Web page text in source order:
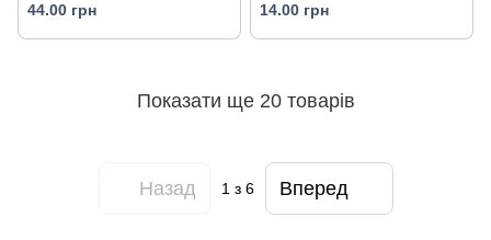
44.00 грн 14.00 грн
Показати ще 20 товарів
Назад 1з 6 Вперед